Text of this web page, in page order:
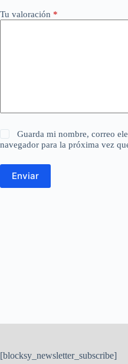
Tu valoración *
Guarda mi nombre, correo
navegador para la próxima vez
Enviar
[blocksy_newsletter_subscribe]